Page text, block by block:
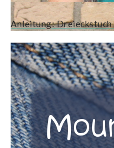
Anleitung: Dreieckstuch